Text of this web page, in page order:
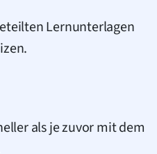
Lernunterlagen
als je zuvor mit dem